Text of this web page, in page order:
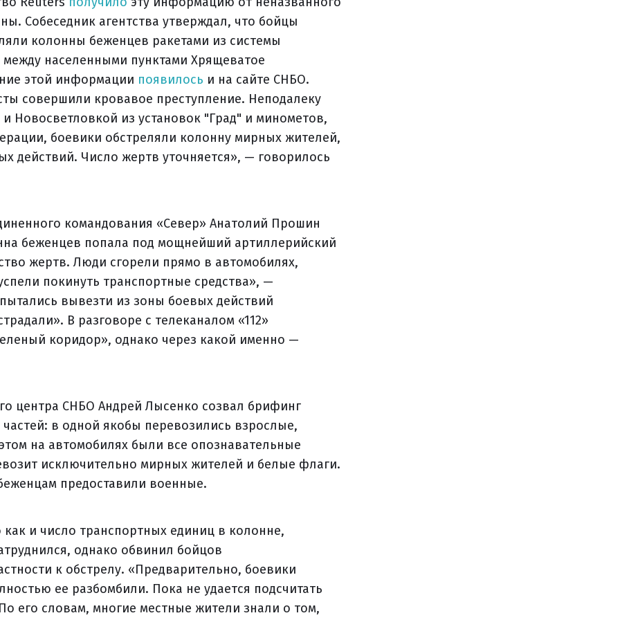
Собеседник агентства утверждал, что бойцы
колонны беженцев ракетами из системы
между населенными пунктами Хрящеватое
этой информации появилось и на сайте СНБО.
совершили кровавое преступление. Неподалеку
Новосветловкой из установок "Град" и минометов,
боевики обстреляли колонну мирных жителей,
действий. Число жертв уточняется», — говорилось
командования «Север» Анатолий Прошин
беженцев попала под мощнейший артиллерийский
жертв. Люди сгорели прямо в автомобилях,
покинуть транспортные средства», —
вывезти из зоны боевых действий
В разговоре с телеканалом «112»
коридор», однако через какой именно —
центра СНБО Андрей Лысенко созвал брифинг
в одной якобы перевозились взрослые,
на автомобилях были все опознавательные
исключительно мирных жителей и белые флаги.
предоставили военные.
и число транспортных единиц в колонне,
однако обвинил бойцов
к обстрелу. «Предварительно, боевики
ее разбомбили. Пока не удается подсчитать
его словам, многие местные жители знали о том,